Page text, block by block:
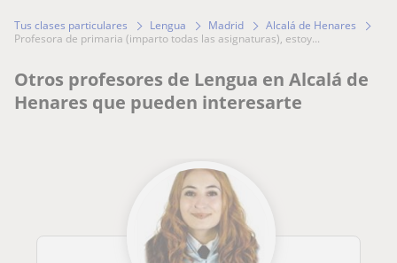
Tus clases particulares Lengua Madrid
Alcalá de Henares
profesora de primaria (imparto todas las asignaturas), estoy...
Otros profesores de Lengua en Alcalá de
Henares que pueden interesarte